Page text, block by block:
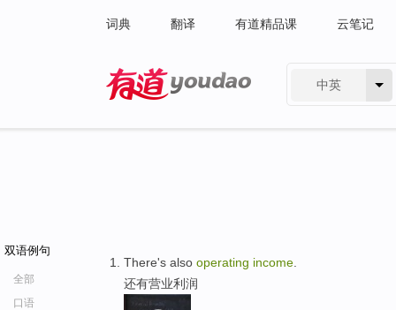
词典 翻译 有道精品课 云笔记
中英
双语例句
全部
口语
There's also operating income
还有营业利润